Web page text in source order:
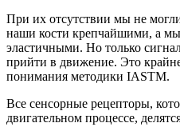
При их отсутствии мы не
наши кости крепчайшими, а
эластичными. Но только
прийти в движение. Это
понимания методики IASTM.
Все сенсорные рецепторы,
двигательном процессе,